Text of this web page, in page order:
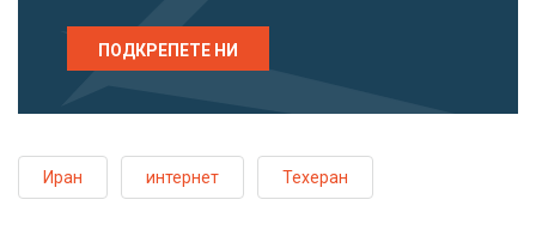
ПОДКРЕПЕТЕ НИ
Иран интернет Техеран